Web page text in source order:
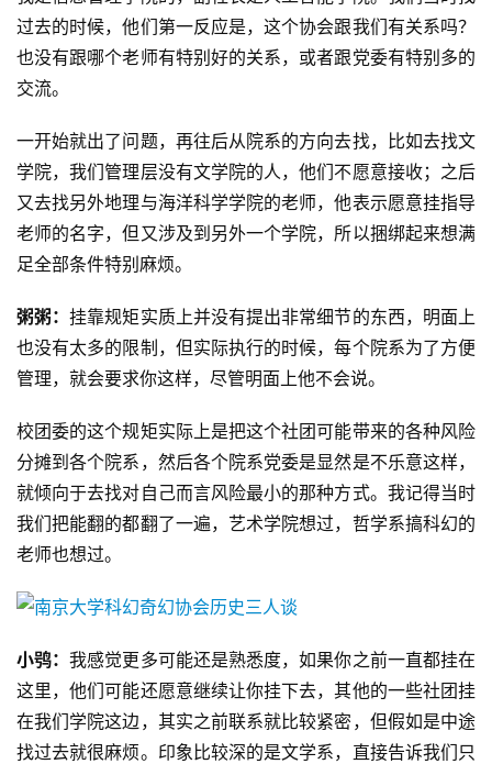
过去的时候，他们第一反应是，这个协会跟我们有关系吗？
也没有跟哪个老师有特别好的关系，或者跟党委有特别多的
交流。
一开始就出了问题，再往后从院系的方向去找，比如去找文
学院，我们管理层没有文学院的人，他们不愿意接收；之后
又去找另外地理与海洋科学学院的老师，他表示愿意挂指导
老师的名字，但又涉及到另外一个学院，所以捆绑起来想满
足全部条件特别麻烦。
粥粥：挂靠规矩实质上并没有提出非常细节的东西，明面上
也没有太多的限制，但实际执行的时候，每个院系为了方便
管理，就会要求你这样，尽管明面上他不会说。
校团委的这个规矩实际上是把这个社团可能带来的各种风险
分摊到各个院系，然后各个院系党委是显然是不乐意这样，
就倾向于去找对自己而言风险最小的那种方式。我记得当时
我们把能翻的都翻了一遍，艺术学院想过，哲学系搞科幻的
老师也想过。
小鸮：我感觉更多可能还是熟悉度，如果你之前一直都挂在
这里，他们可能还愿意继续让你挂下去，其他的一些社团挂
在我们学院这边，其实之前联系就比较紧密，但假如是中途
找过去就很麻烦。印象比较深的是文学系，直接告诉我们只